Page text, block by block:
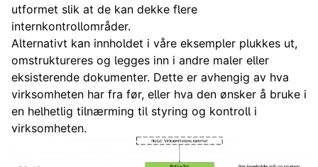
utformet slik at de kan dekke flere
internkontrollområder.
Alternativt kan innholdet i våre eksempler plukkes ut,
omstruktureres og legges inn i andre maler eller
eksisterende dokumenter. Dette er avhengig av hva
virksomheten har fra før, eller hva den ønsker å bruke i
en helhetlig tilnærming til styring og kontroll i
virksomheten.